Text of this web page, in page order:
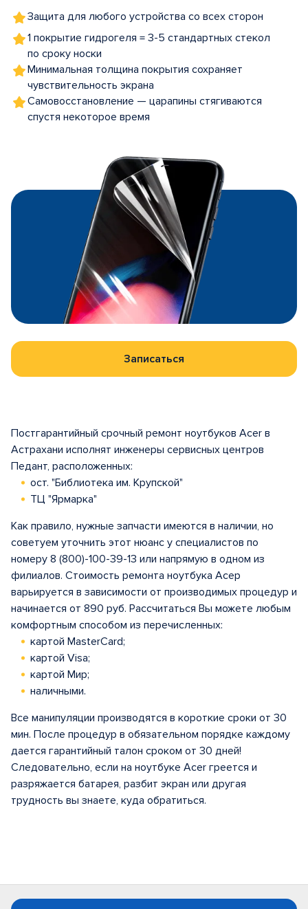
Защита для любого устройства со всех сторон
1 покрытие гидрогеля = 3-5 стандартных стекол
по сроку носки
Минимальная толщина покрытия сохраняет
чувствительность экрана
Самовосстановление — царапины стягиваются
спустя некоторое время
Записаться
Постгарантийный срочный ремонт ноутбуков Acer в
Астрахани исполнят инженеры сервисных центров
Педант, расположенных:
ост. "Библиотека им. Крупской"
ТЦ "Ярмарка"
Как правило, нужные запчасти имеются в наличии, но
советуем уточнить этот нюанс у специалистов по
номеру 8 (800)-100-39-13 или напрямую в одном из
филиалов. Стоимость ремонта ноутбука Асер
варьируется в зависимости от производимых процедур и
начинается от 890 руб. Рассчитаться Вы можете любым
комфортным способом из перечисленных:
картой MasterCard;
картой Visa;
картой Мир;
наличными.
Все манипуляции производятся в короткие сроки от 30
мин. После процедур в обязательном порядке каждому
дается гарантийный талон сроком от 30 дней!
Следовательно, если на ноутбуке Acer греется и
разряжается батарея, разбит экран или другая
трудность вы знаете, куда обратиться.